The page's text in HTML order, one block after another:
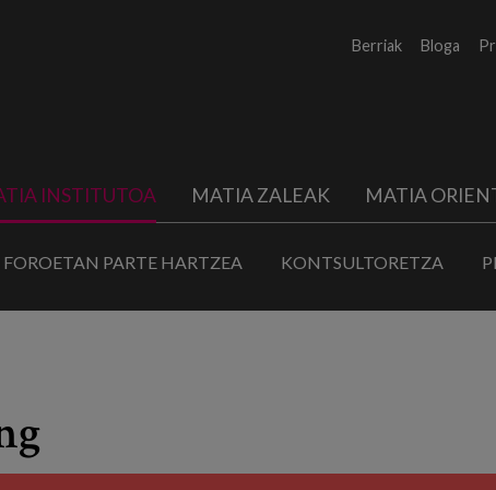
Berriak Bloga
INSTITUTOA MATIA ZALEAK MATIA
FOROETAN PARTE HARTZEA KONTSULTORETZA